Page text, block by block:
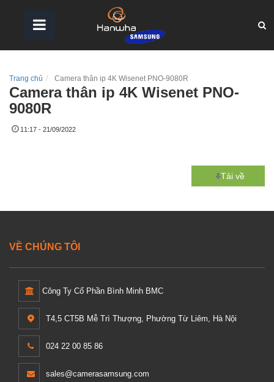
Trang chủ Camera thân ip 4K Wisenet PNO-9080R
Camera thân ip 4K Wisenet PNO-
9080R
11:17 - 21/09/2022
Tải về
VỀ CHÚNG TÔI
Công Ty Cổ Phần Bình Minh BMC
T4,5 CT5B Mễ Trì Thượng, Phường Từ Liêm, Hà Nội
024 22 00 85 86
sales@camerasamsung.com